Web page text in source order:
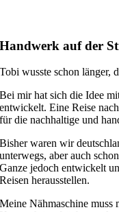
Handwerk auf der
Tobi wusste schon länger,
Bei mir hat sich die Idee
entwickelt. Eine Reise
für die nachhaltige und
Bisher waren wir
unterwegs, aber auch
Ganze jedoch entwickelt
Reisen herausstellen.
Meine Nähmaschine muss